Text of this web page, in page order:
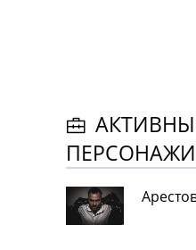
ПЕРСОНАЖИ